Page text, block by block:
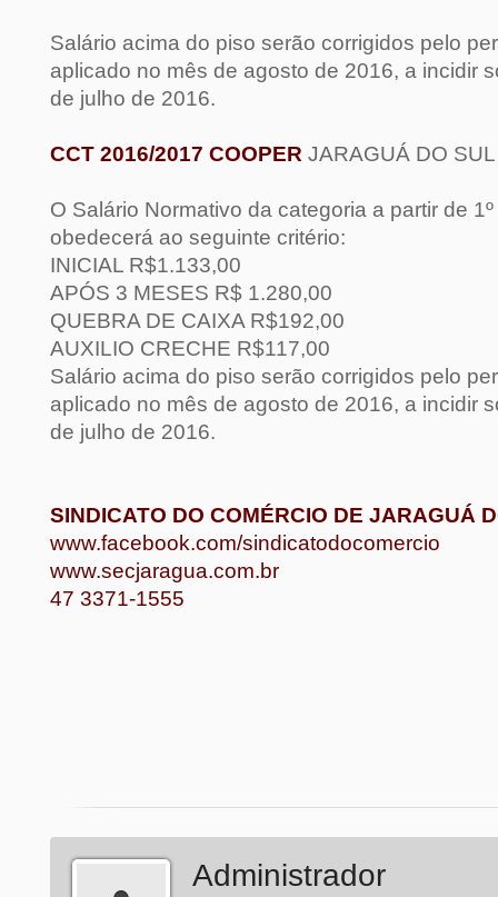
Salário acima do piso serão corrigidos pelo
aplicado no mês de agosto de 2016, a incidir
de julho de 2016.
CCT 2016/2017 COOPER JARAGUÁ DO SUL
O Salário Normativo da categoria a partir de
obedecerá ao seguinte critério:
INICIAL R$1.133,00
APÓS 3 MESES R$ 1.280,00
QUEBRA DE CAIXA R$192,00
AUXILIO CRECHE R$117,00
Salário acima do piso serão corrigidos pelo
aplicado no mês de agosto de 2016, a incidir
de julho de 2016.
SINDICATO DO COMÉRCIO DE JARAGUÁ
www.facebook.com/sindicatodocomercio
www.secjaragua.com.br
47 3371-1555
Administrador